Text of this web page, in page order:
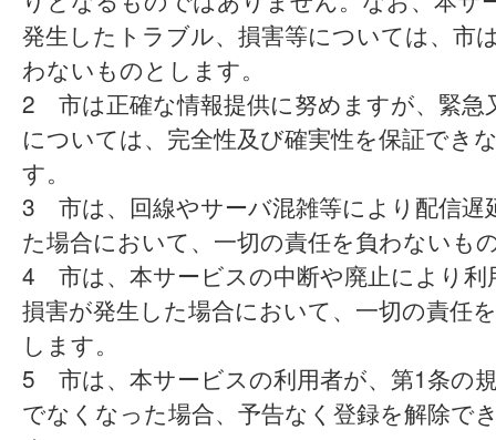
発生したトラブル、損害等については、市
わないものとします。
2 市は正確な情報提供に努めますが、緊急
については、完全性及び確実性を保証でき
す。
3 市は、回線やサーバ混雑等により配信遅
た場合において、一切の責任を負わないも
4 市は、本サービスの中断や廃止により利
損害が発生した場合において、一切の責任
します。
5 市は、本サービスの利用者が、第1条の
でなくなった場合、予告なく登録を解除で